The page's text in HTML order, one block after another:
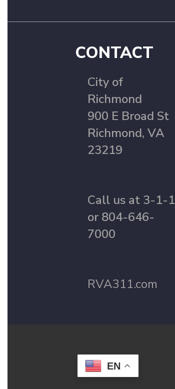
CONTACT
City of
Richmond
900 E Broad St
Richmond, VA
23219
Call us at 3-1-1
or 804-646-
7000
RVA311.com
EN